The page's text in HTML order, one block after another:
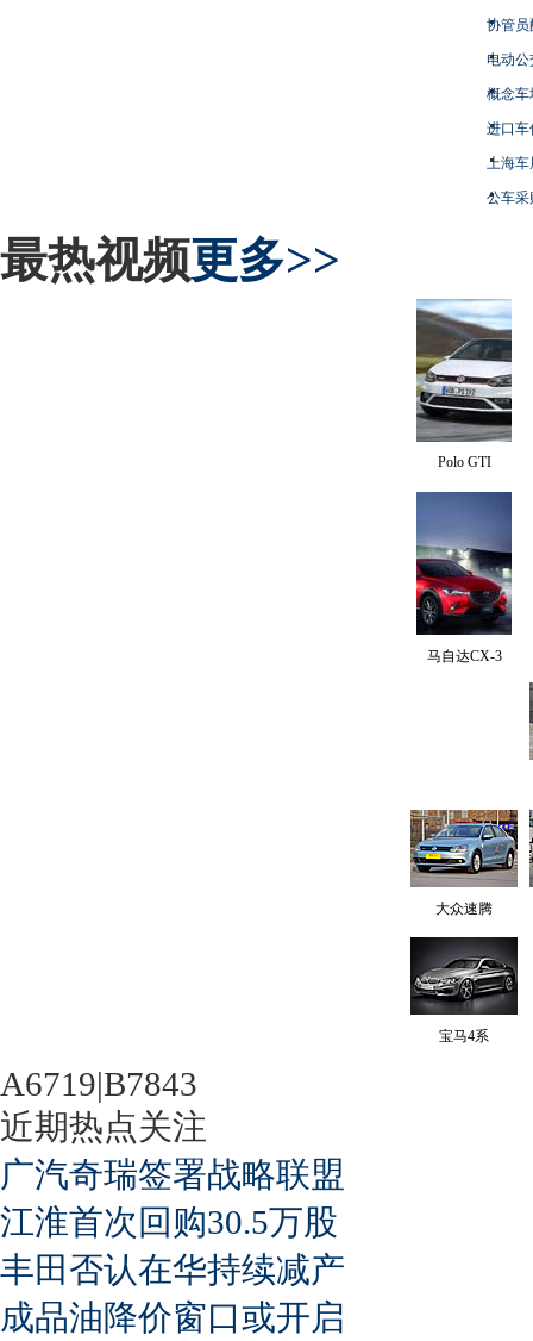
协管员
电动
概念车
进口车
上海
公车采
最热视频更多>>
Polo GTI
马自达CX-3
大众速腾
宝马4系
A6719|B7843
近期热点关注
广汽奇瑞签署战略联盟
江淮首次回购30.5万股
丰田否认在华持续减产
成品油降价窗口或开启